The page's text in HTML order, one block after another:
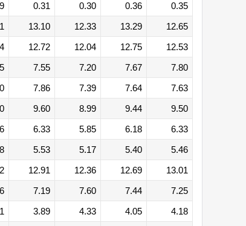
0.31 0.30 0.36
0.35
13.10 12.33 13.29
12.65
12.72 12.04 12.75
12.53
7.55 7.20 7.67
7.80
7.86 7.39 7.64
7.63
9.60 8.99 9.44
9.50
6.33 5.85 6.18
6.33
5.53 5.17 5.40
5.46
12.91 12.36 12.69
13.01
7.19 7.60 7.44
7.25
3.89 4.33 4.05
4.18